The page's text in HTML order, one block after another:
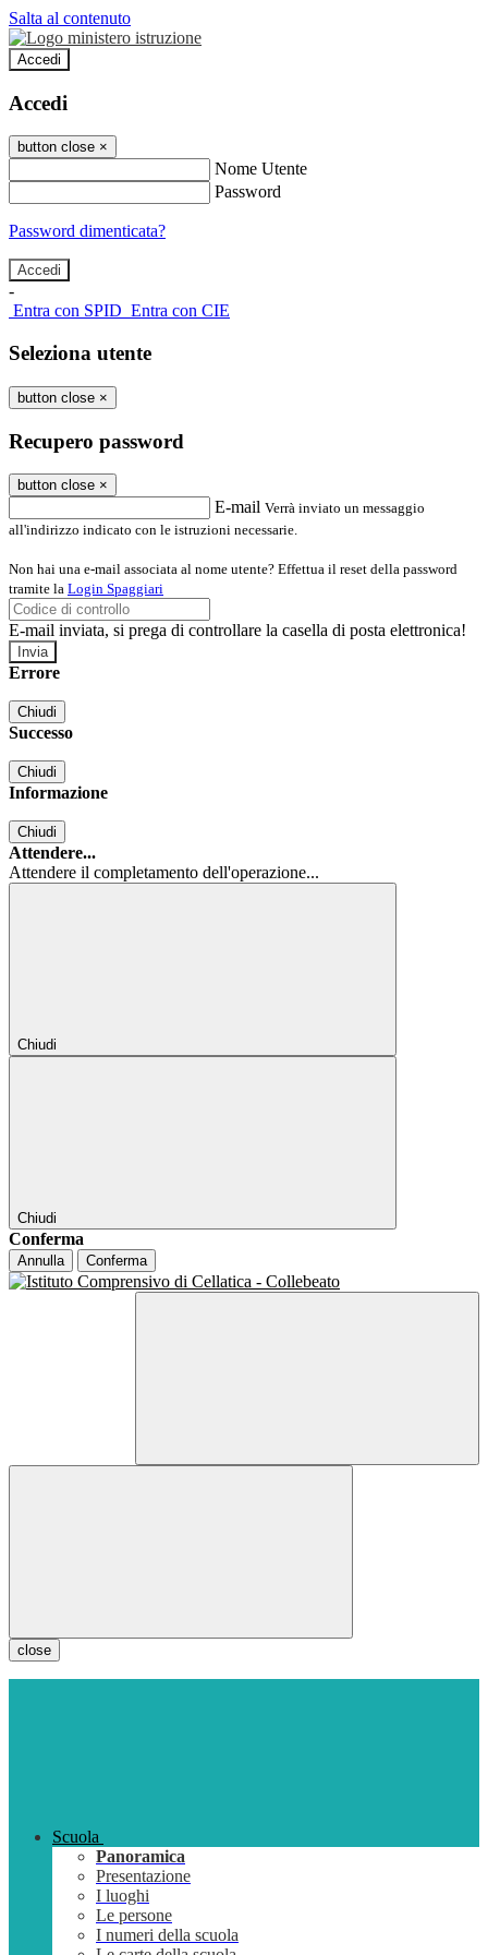
Salta al contenuto
Accedi
Accedi
button close ×
Nome Utente
Password
Password dimenticata?
-
Entra con SPID Entra con CIE
Seleziona utente
button close ×
Recupero password
button close ×
E-mail Verrà inviato un messaggio
all'indirizzo indicato con le istruzioni necessarie.
Non hai una e-mail associata al nome utente? Effettua il reset della password
tramite la Login Spaggiari
E-mail inviata, si prega di controllare la casella di posta elettronica!
Errore
Chiudi
Successo
Chiudi
Informazione
Chiudi
Attendere...
Attendere il completamento dell'operazione...
Chiudi
Chiudi
Conferma
Annulla Conferma
close
Scuola
Panoramica
Presentazione
I luoghi
Le persone
I numeri della scuola